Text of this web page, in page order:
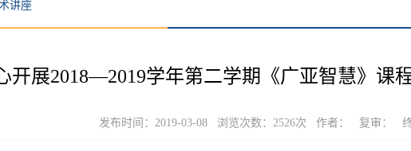
讲座
开展2018—2019学年第二学期《广亚智慧》课
发布时间：2019-03-08 浏览次数： 2526次 作者： 复审： 终